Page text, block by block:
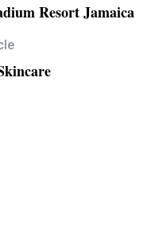
Resort Jamaica